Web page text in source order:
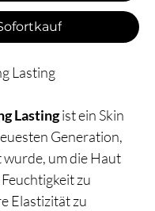
Lasting
Lastingist ein Skin
Generation,
um die Haut
zu
Elastizität zu